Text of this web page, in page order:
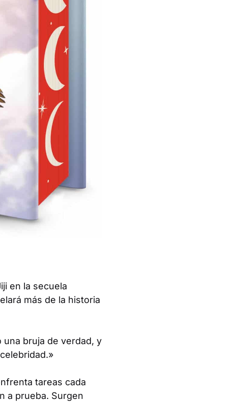
en la secuela
más de la historia
una bruja de verdad, y
tareas cada
a prueba. Surgen